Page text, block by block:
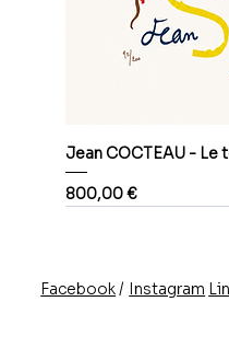
Jean COCTEAU - Le
Prix
800,00 €
Facebook/ Instagram